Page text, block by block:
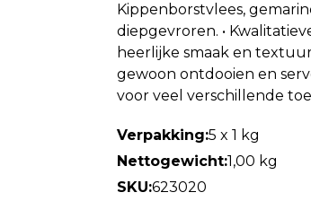
Kippenborstvlees,
diepgevroren. •
heerlijke smaak en
gewoon ontdooien en
voor veel verschillende
Verpakking:5 x 1 kg
Nettogewicht:1,00 kg
SKU:623020